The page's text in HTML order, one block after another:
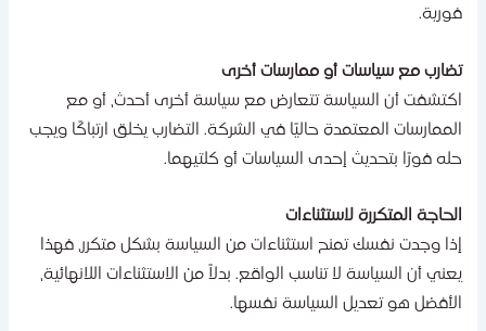
مع سياسات أو ممارسات أخرى
أن السياسة تتعارض مع سياسة أخرى أحدث، أو مع
المعتمدة حاليًا في الشركة. التضارب يخلق ارتباكًا ويجب
فورًا بتحديث إحدى السياسات أو كلتيهما.
المتكررة لاستثناءات
وجدت نفسك تمنح استثناءات من السياسة بشكل متكرر، فهذا
أن السياسة لا تناسب الواقع. بدلاً من الاستثناءات اللانهائية،
هو تعديل السياسة نفسها.